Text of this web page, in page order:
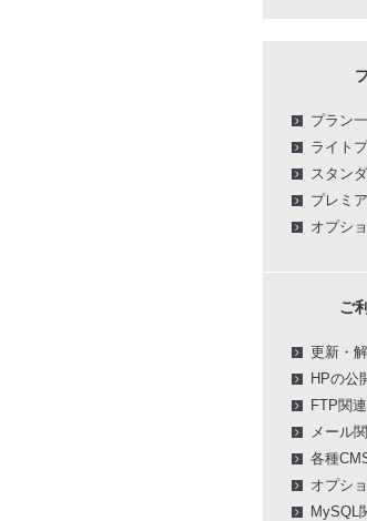
プラン
ライト
スタン
プレミ
オプシ
ご
更新・
HPの公
FTP関
メール
各種
オプシ
MySQL